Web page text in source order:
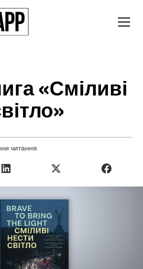
«Сміливі
читання